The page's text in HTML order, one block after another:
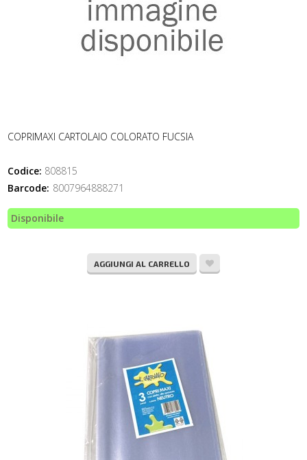
COPRIMAXI CARTOLAIO COLORATO FUCSIA
Codice: 808815
Barcode: 8007964888271
Disponibile
AGGIUNGI AL CARRELLO